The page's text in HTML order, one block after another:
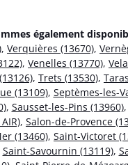
également
, Verquières (13670),
, Venelles (13770),
, Trets (13530),
(13109), Septèmes-les-
, Sausset-les-Pins (13960),
, Salon-de-Provence
(13460), Saint-Victoret
Saint-Savournin (13119),